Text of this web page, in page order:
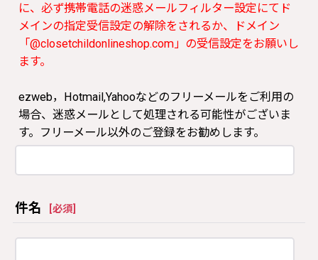
に、必ず携帯電話の迷惑メールフィルター設定にてド
メインの指定受信設定の解除をされるか、ドメイン
「@closetchildonlineshop.com」の受信設定をお願いし
ます。
ezweb，Hotmail,Yahooなどのフリーメールをご利用の
場合、迷惑メールとして処理される可能性がございま
す。フリーメール以外のご登録をお勧めします。
件名 必須